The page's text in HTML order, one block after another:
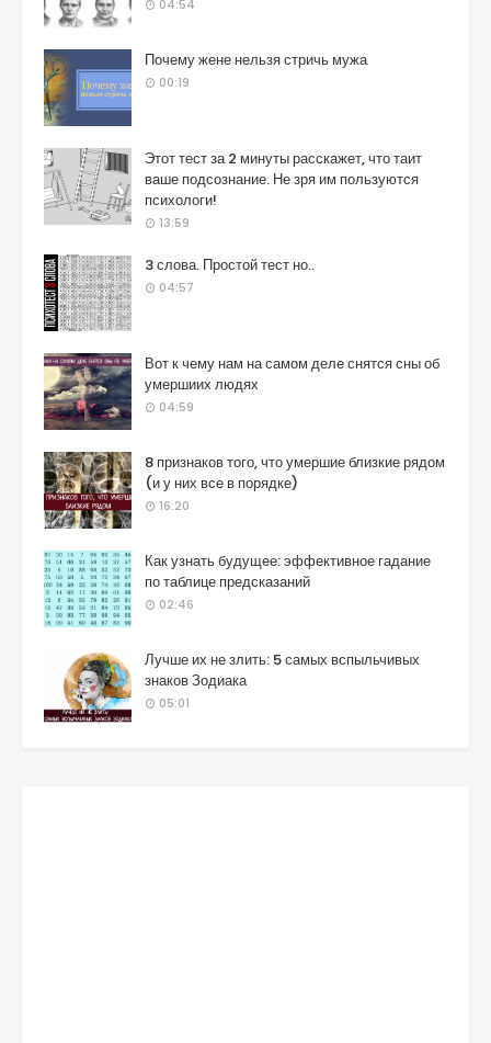
04:54
Почему жене нельзя стричь мужа
00:19
Этот тест за 2 минуты расскажет, что таит
ваше подсознание. Не зря им пользуются
психологи!
13:59
3 слова. Простой тест но..
04:57
Вот к чему нам на самом деле снятся сны об
умершиих людях
04:59
8 признаков того, что умершие близкие рядом
(и у них все в порядке)
16:20
Как узнать будущее: эффективное гадание
по таблице предсказаний
02:46
Лучше их не злить: 5 самых вспыльчивых
знаков Зодиака
05:01